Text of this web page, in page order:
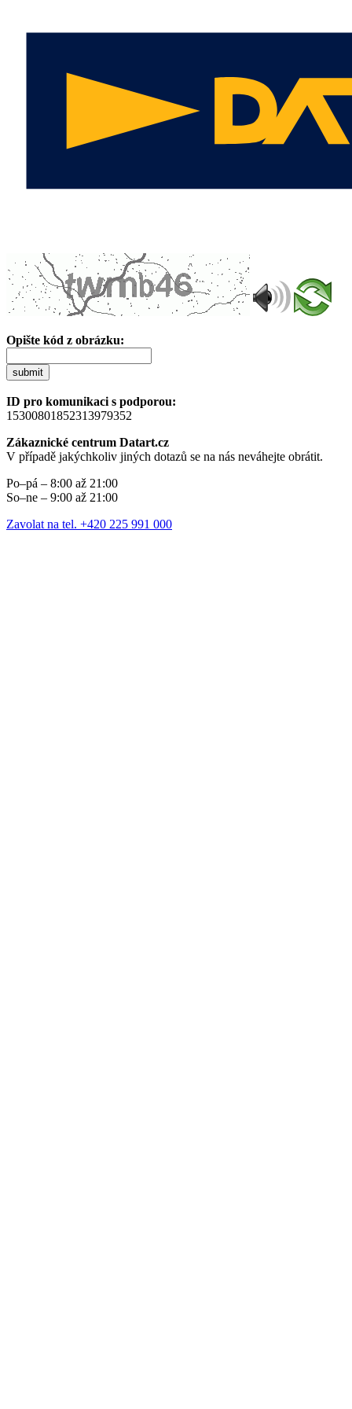
Opište kód z obrázku:
submit
ID pro komunikaci s podporou:
15300801852313979352
Zákaznické centrum Datart.cz
V případě jakýchkoliv jiných dotazů se na nás neváhejte obrátit.
Po–pá – 8:00 až 21:00
So–ne – 9:00 až 21:00
Zavolat na tel. +420 225 991 000